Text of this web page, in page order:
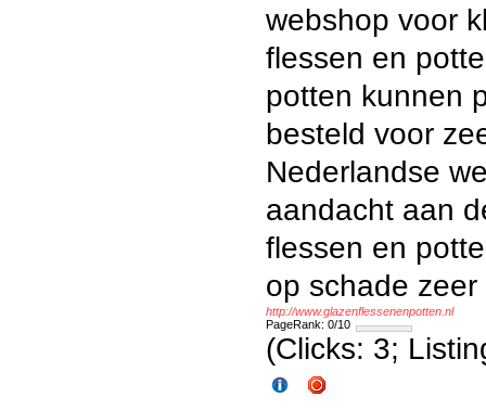
webshop voor
flessen en
potten kunnen
besteld voor
Nederlandse
aandacht aan
flessen en
op schade zeer
http://www.glazenflessenenpotten.nl
PageRank: 0/10
(Clicks: 3;